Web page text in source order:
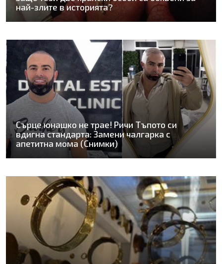
най-злите в историята?
Сърце юнашко не трае! Ричи Тъпото си
вдигна стандарта: Замени чалгарка с
апетитна мома (Снимки)